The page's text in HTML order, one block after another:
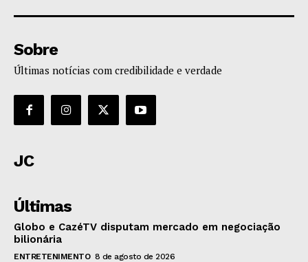
Sobre
Últimas notícias com credibilidade e verdade
JC
Últimas
Globo e CazéTV disputam mercado em negociação
bilionária
ENTRETENIMENTO 8 de agosto de 2026